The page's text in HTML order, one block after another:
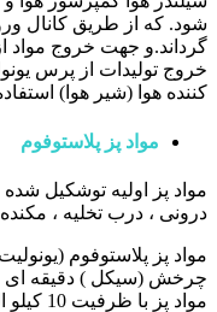
شود. که از طریق کانال
گرداند.و جهت خروج مواد
خروج تولیدات از پرس
کننده هوا (شیر هوا)
مواد پز پلاستوفوم
مواد پز اولیه توشکیل
درونی ، درب تخلیه ،
مواد پز پلاستوفوم
چرخش (سیکل ) دقیقه ای
مواد پز با ظرفیت 10 کیلو الی 50 کیلو.